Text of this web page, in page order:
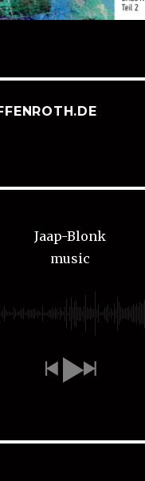
Jaap-Blonk
music